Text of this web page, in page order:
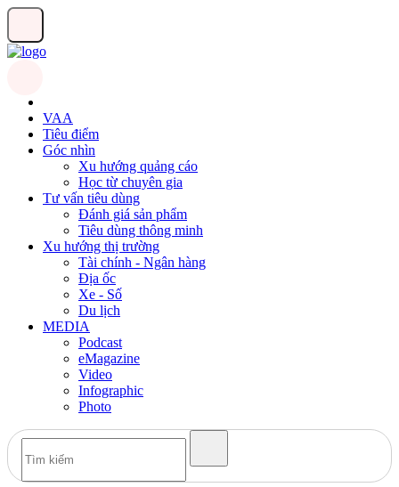
VAA
Tiêu điểm
Góc nhìn
Xu hướng quảng cáo
Học từ chuyên gia
Tư vấn tiêu dùng
Đánh giá sản phẩm
Tiêu dùng thông minh
Xu hướng thị trường
Tài chính - Ngân hàng
Địa ốc
Xe - Số
Du lịch
MEDIA
Podcast
eMagazine
Video
Infographic
Photo